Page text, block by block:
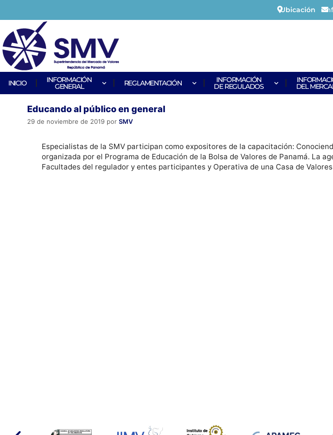
Ubicación
INICIO
INFORMACIÓN
GENERAL
REGLAMENTACIÓN
INFORMACIÓN
DE REGULADOS
DEL
Educando al público en general
29 de noviembre de 2019 por SMV
Especialistas de la SMV participan como expositores de la capacitación:
organizada por el Programa de Educación de la Bolsa de Valores de Panamá. La
Facultades del regulador y entes participantes y Operativa de una Casa de